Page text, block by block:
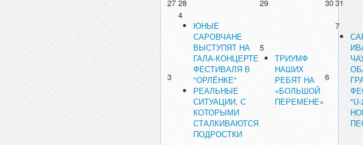
27 28 29 3031
3
4
ЮНЫЕ
САРОВЧАНЕ
ВЫСТУПЯТ НА
ГАЛА-КОНЦЕРТЕ
ФЕСТИВАЛЯ В
"ОРЛЁНКЕ"
РЕАЛЬНЫЕ
СИТУАЦИИ, С
КОТОРЫМИ
СТАЛКИВАЮТСЯ
ПОДРОСТКИ
5
ТРИУМФ
НАШИХ
РЕБЯТ НА
«БОЛЬШОЙ
ПЕРЕМЕНЕ»
6
7